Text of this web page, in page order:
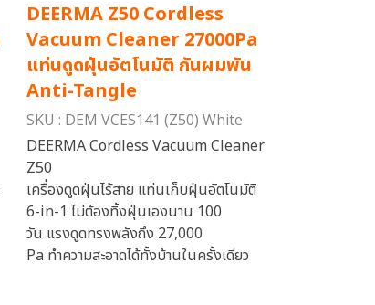
DEERMA Z50 Cordless
Vacuum Cleaner 27000Pa
แท่นดูดฝุ่นอัตโนมัติ กันผมพัน
Anti-Tangle
SKU : DEM VCES141 (Z50) White
DEERMA Cordless Vacuum Cleaner
Z50
เครื่องดูดฝุ่นไร้สาย แท่นเก็บฝุ่นอัตโนมัติ
6-in-1 ไม่ต้องทิ้งฝุ่นเองนาน 100
วัน แรงดูดทรงพลังถึง 27,000
Pa ทำความสะอาดได้ทั้งบ้านในครั้งเดียว